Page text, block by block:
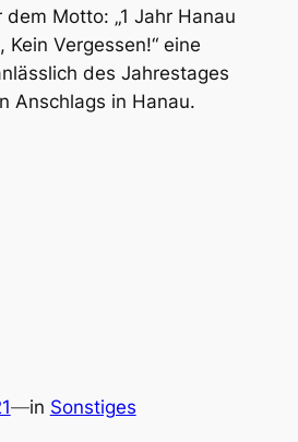
Motto: „1 Jahr Hanau
Kein Vergessen!“ eine
des Jahrestages
Anschlags in Hanau.
—in Sonstiges